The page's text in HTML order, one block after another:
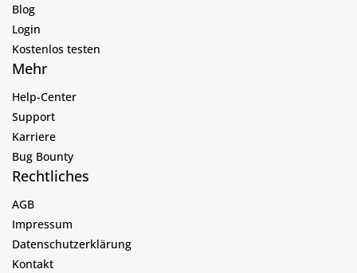
Blog
Login
Kostenlos testen
Mehr
Help-Center
Support
Karriere
Bug Bounty
Rechtliches
AGB
Impressum
Datenschutzerklärung
Kontakt